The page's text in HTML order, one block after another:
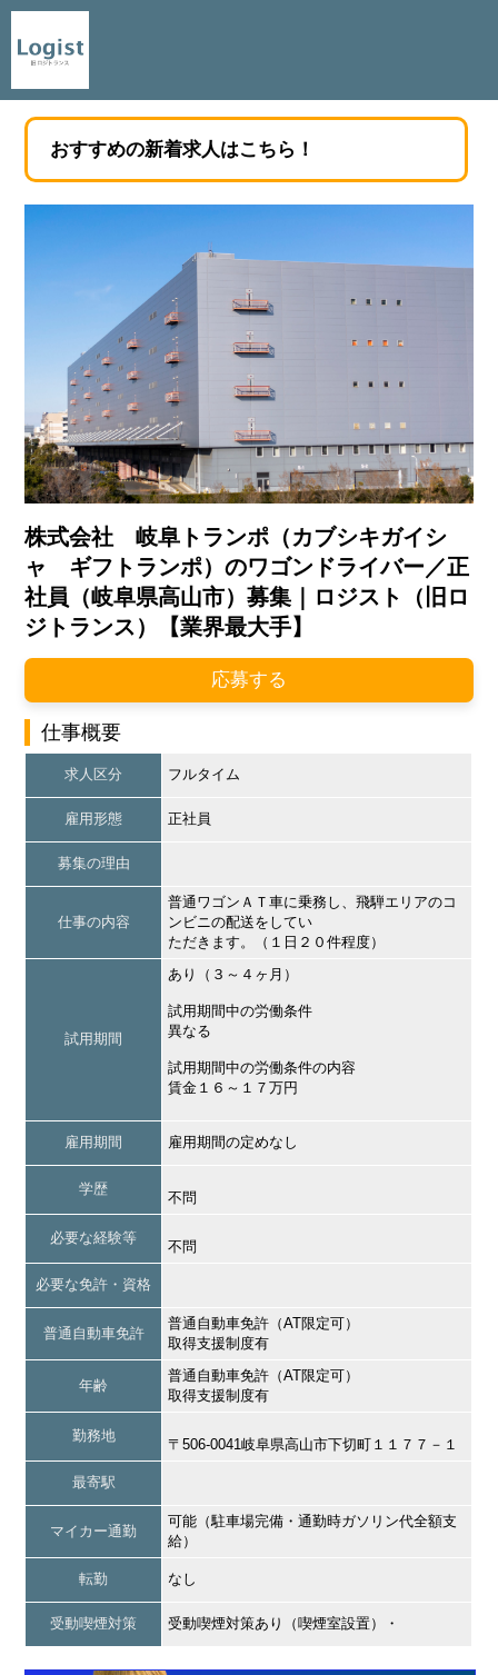
おすすめの新着求人はこちら！
株式会社 岐阜トランポ（カブシキガイシ
ャ ギフトランポ）のワゴンドライバー／正
社員（岐阜県高山市）募集｜ロジスト（旧ロ
ジトランス）【業界最大手】
応募する
仕事概要
求人区分 フルタイム
雇用形態 正社員
募集の理由
仕事の内容
普通ワゴンＡＴ車に乗務し、飛騨エリアのコ
ンビニの配送をしてい
ただきます。（１日２０件程度）
試用期間
あり（３～４ヶ月）
試用期間中の労働条件
異なる
試用期間中の労働条件の内容
賃金１６～１７万円
雇用期間 雇用期間の定めなし
学歴
不問
必要な経験等
不問
必要な免許・資格
普通自動車免許
普通自動車免許（AT限定可）
取得支援制度有
年齢
普通自動車免許（AT限定可）
取得支援制度有
勤務地
〒506-0041岐阜県高山市下切町１１７７－１
最寄駅
マイカー通勤
可能（駐車場完備・通勤時ガソリン代全額支
給）
転勤 なし
受動喫煙対策 受動喫煙対策あり（喫煙室設置）・